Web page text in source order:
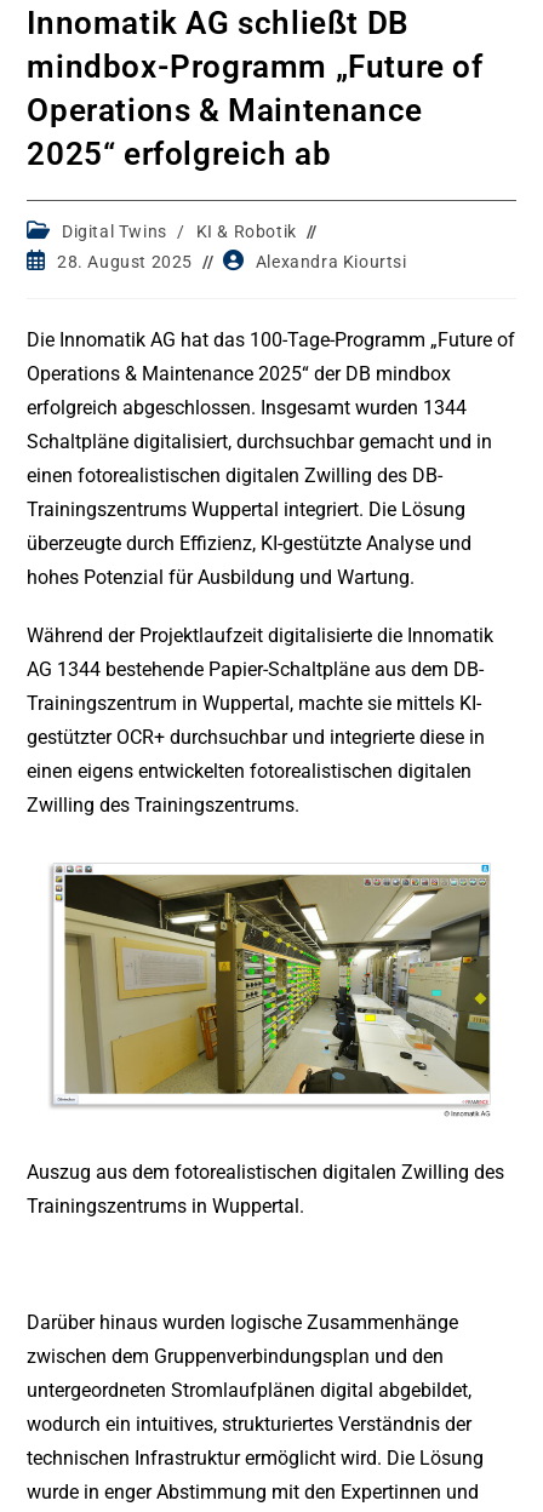
Innomatik AG schließt DB
mindbox-Programm „Future of
Operations & Maintenance
2025“ erfolgreich ab
Post
category:
Digital Twins /
KI & Robotik
Post28. August 2025
PostAlexandra Kiourtsi
Die Innomatik AG hat das 100-Tage-Programm „Future of
Operations & Maintenance 2025“ der DB mindbox
erfolgreich abgeschlossen. Insgesamt wurden 1344
Schaltpläne digitalisiert, durchsuchbar gemacht und in
einen fotorealistischen digitalen Zwilling des DB-
Trainingszentrums Wuppertal integriert. Die Lösung
überzeugte durch Effizienz, KI-gestützte Analyse und
hohes Potenzial für Ausbildung und Wartung.
Während der Projektlaufzeit digitalisierte die Innomatik
AG 1344 bestehende Papier-Schaltpläne aus dem DB-
Trainingszentrum in Wuppertal, machte sie mittels KI-
gestützter OCR+ durchsuchbar und integrierte diese in
einen eigens entwickelten fotorealistischen digitalen
Zwilling des Trainingszentrums.
Auszug aus dem fotorealistischen digitalen Zwilling des
Trainingszentrums in Wuppertal.
Darüber hinaus wurden logische Zusammenhänge
zwischen dem Gruppenverbindungsplan und den
untergeordneten Stromlaufplänen digital abgebildet,
wodurch ein intuitives, strukturiertes Verständnis der
technischen Infrastruktur ermöglicht wird. Die Lösung
wurde in enger Abstimmung mit den Expertinnen und